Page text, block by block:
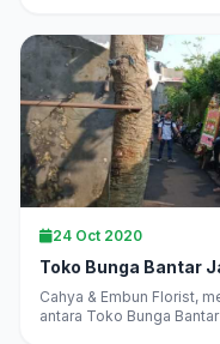
24 Oct 2020
Toko Bunga Bantar
Cahya & Embun Florist,
antara Toko Bunga